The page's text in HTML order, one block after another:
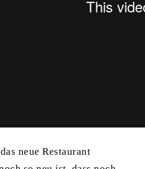
neue Restaurant